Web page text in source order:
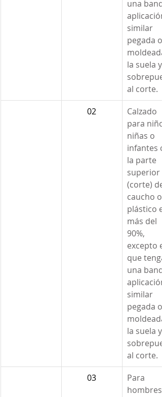
una
aplicación
similar
pegada o
la suela y
al corte.
02
Calzado
para
niñas o
infantes
la parte
superior
(corte) de
caucho o
plástico
más del
90%,
excepto el
que tenga
una
aplicación
similar
pegada o
la suela y
al corte.
03
Para
hombres,